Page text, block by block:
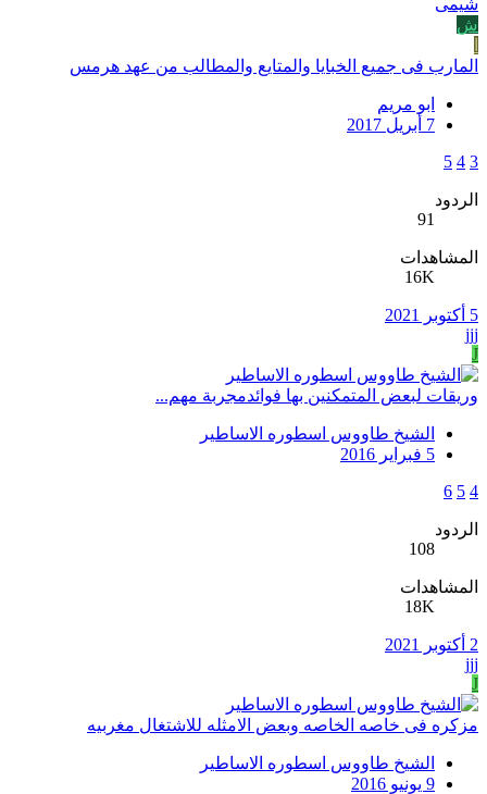
شيمى
ش
المارب فى جميع الخبايا والمتايع والمطالب من عهد هرمس
ابو مريم
7 أبريل 2017
3
4
5
الردود
91
المشاهدات
16K
5 أكتوبر 2021
jjj
J
وريقات لبعض المتمكنين بها فوائدمجربة مهم...
الشيخ طاووس اسطوره الاساطير
5 فبراير 2016
4
5
6
الردود
108
المشاهدات
18K
2 أكتوبر 2021
jjj
J
مزكره فى خاصه الخاصه وبعض الامثله للاشتغال مغربيه
الشيخ طاووس اسطوره الاساطير
9 يونيو 2016